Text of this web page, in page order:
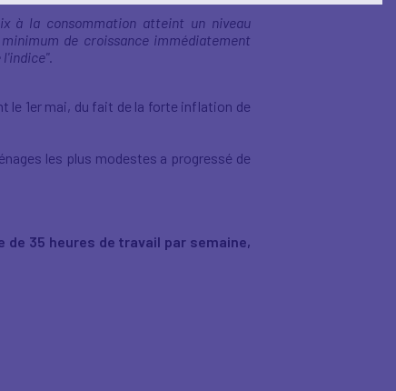
à la consommation atteint un niveau
de croissance immédiatement
.
le 1er mai, du fait de la forte inflation de
les plus modestes a progressé de
de 35 heures de travail par semaine,